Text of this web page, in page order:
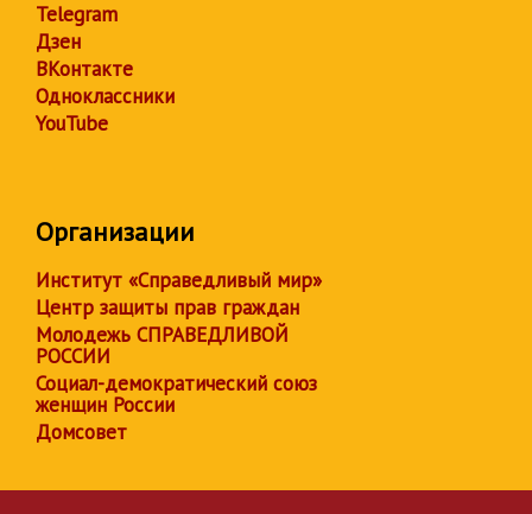
Telegram
Дзен
ВКонтакте
Одноклассники
YouTube
Организации
Институт «Справедливый мир»
Центр защиты прав граждан
Молодежь СПРАВЕДЛИВОЙ
РОССИИ
Социал-демократический союз
женщин России
Домсовет